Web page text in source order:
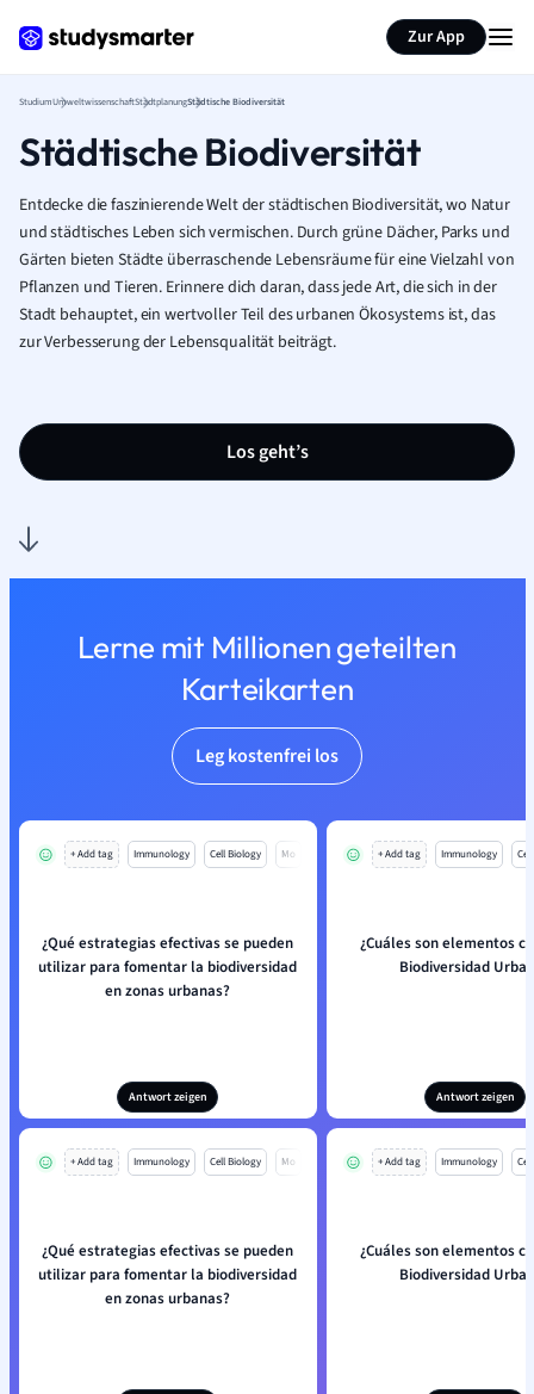
Zur App
StudiumUmweltwissenschaftStadtplanungStädtische Biodiversität
Städtische Biodiversität
Entdecke die faszinierende Welt der städtischen Biodiversität, wo Natur
und städtisches Leben sich vermischen. Durch grüne Dächer, Parks und
Gärten bieten Städte überraschende Lebensräume für eine Vielzahl von
Pflanzen und Tieren. Erinnere dich daran, dass jede Art, die sich in der
Stadt behauptet, ein wertvoller Teil des urbanen Ökosystems ist, das
zur Verbesserung der Lebensqualität beiträgt.
Los geht’s
Lerne mit Millionen geteilten
Karteikarten
Leg kostenfrei los
+ Add tag Immunology Cell Biology Mo
¿Qué estrategias efectivas se pueden
utilizar para fomentar la biodiversidad
en zonas urbanas?
Antwort zeigen
+ Add tag Immunology
¿Cuáles son elementos
Biodiversidad
Antwort zeigen
+ Add tag Immunology Cell Biology Mo
¿Qué estrategias efectivas se pueden
utilizar para fomentar la biodiversidad
en zonas urbanas?
+ Add tag Immunology
¿Cuáles son elementos
Biodiversidad